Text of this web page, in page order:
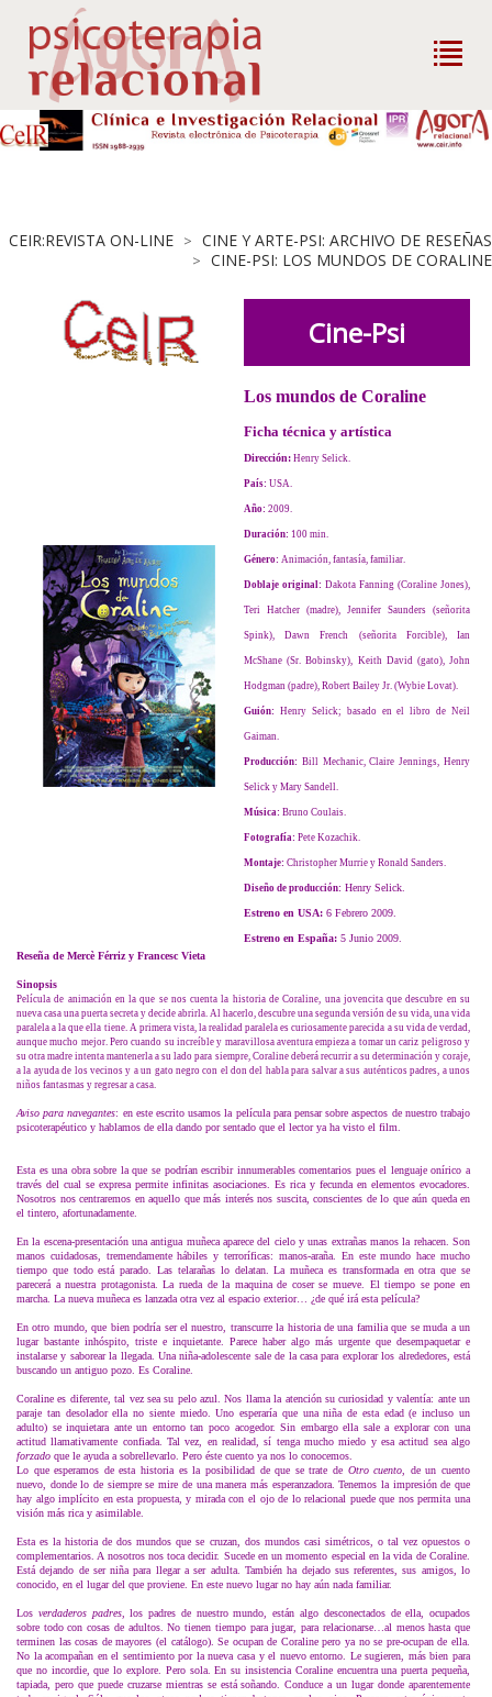
CEIR:REVISTA ON-LINE > CINE Y ARTE-PSI: ARCHIVO DE RESEÑAS
> CINE-PSI: LOS MUNDOS DE CORALINE
Cine-Psi
Los mundos de Coraline
Ficha técnica y artística
Dirección: Henry Selick.
País: USA.
Año: 2009.
Duración: 100 min.
Género: Animación, fantasía, familiar.
Doblaje original: Dakota Fanning (Coraline Jones),
Teri Hatcher (madre), Jennifer Saunders (señorita
Spink), Dawn French (señorita Forcible), Ian
McShane (Sr. Bobinsky), Keith David (gato), John
Hodgman (padre), Robert Bailey Jr. (Wybie Lovat).
Guión: Henry Selick; basado en el libro de Neil
Gaiman.
Producción: Bill Mechanic, Claire Jennings, Henry
Selick y Mary Sandell.
Música: Bruno Coulais.
Fotografía: Pete Kozachik.
Montaje: Christopher Murrie y Ronald Sanders.
Diseño de producción: Henry Selick.
Estreno en USA: 6 Febrero 2009.
Estreno en España: 5 Junio 2009.
Reseña de Mercè Férriz y Francesc Vieta
Sinopsis
Película de animación en la que se nos cuenta la historia de Coraline, una jovencita que descubre en su
nueva casa una puerta secreta y decide abrirla. Al hacerlo, descubre una segunda versión de su vida, una vida
paralela a la que ella tiene. A primera vista, la realidad paralela es curiosamente parecida a su vida de verdad,
aunque mucho mejor. Pero cuando su increíble y maravillosa aventura empieza a tomar un cariz peligroso y
su otra madre intenta mantenerla a su lado para siempre, Coraline deberá recurrir a su determinación y coraje,
a la ayuda de los vecinos y a un gato negro con el don del habla para salvar a sus auténticos padres, a unos
niños fantasmas y regresar a casa.
Aviso para navegantes: en este escrito usamos la película para pensar sobre aspectos de nuestro trabajo
psicoterapéutico y hablamos de ella dando por sentado que el lector ya ha visto el film.
Esta es una obra sobre la que se podrían escribir innumerables comentarios pues el lenguaje onírico a
través del cual se expresa permite infinitas asociaciones. Es rica y fecunda en elementos evocadores.
Nosotros nos centraremos en aquello que más interés nos suscita, conscientes de lo que aún queda en
el tintero, afortunadamente.
En la escena-presentación una antigua muñeca aparece del cielo y unas extrañas manos la rehacen. Son
manos cuidadosas, tremendamente hábiles y terroríficas: manos-araña. En este mundo hace mucho
tiempo que todo está parado. Las telarañas lo delatan. La muñeca es transformada en otra que se
parecerá a nuestra protagonista. La rueda de la maquina de coser se mueve. El tiempo se pone en
marcha. La nueva muñeca es lanzada otra vez al espacio exterior… ¿de qué irá esta película?
En otro mundo, que bien podría ser el nuestro, transcurre la historia de una familia que se muda a un
lugar bastante inhóspito, triste e inquietante. Parece haber algo más urgente que desempaquetar e
instalarse y saborear la llegada. Una niña-adolescente sale de la casa para explorar los alrededores, está
buscando un antiguo pozo. Es Coraline.
Coraline es diferente, tal vez sea su pelo azul. Nos llama la atención su curiosidad y valentía: ante un
paraje tan desolador ella no siente miedo. Uno esperaría que una niña de esta edad (e incluso un
adulto) se inquietara ante un entorno tan poco acogedor. Sin embargo ella sale a explorar con una
actitud llamativamente confiada. Tal vez, en realidad, sí tenga mucho miedo y esa actitud sea algo
forzado que le ayuda a sobrellevarlo. Pero éste cuento ya nos lo conocemos.
Lo que esperamos de esta historia es la posibilidad de que se trate de Otro cuento , de un cuento
nuevo, donde lo de siempre se mire de una manera más esperanzadora. Tenemos la impresión de que
hay algo implícito en esta propuesta, y mirada con el ojo de lo relacional puede que nos permita una
visión más rica y asimilable.
Esta es la historia de dos mundos que se cruzan, dos mundos casi simétricos, o tal vez opuestos o
complementarios. A nosotros nos toca decidir. Sucede en un momento especial en la vida de Coraline.
Está dejando de ser niña para llegar a ser adulta. También ha dejado sus referentes, sus amigos, lo
conocido, en el lugar del que proviene. En este nuevo lugar no hay aún nada familiar.
Los verdaderos padres,los padres de nuestro mundo ,están algo desconectados de ella, ocupados
sobre todo con cosas de adultos. No tienen tiempo para jugar, para relacionarse…al menos hasta que
terminen las cosas de mayores (el catálogo). Se ocupan de Coraline pero ya no se pre-ocupan de ella.
No la acompañan en el sentimiento por la nueva casa y el nuevo entorno. Le sugieren, más bien para
que no incordie, que lo explore. Pero sola. En su insistencia Coraline encuentra una puerta pequeña,
tapiada, pero que puede cruzarse mientras se está soñando. Conduce a un lugar donde aparentemente